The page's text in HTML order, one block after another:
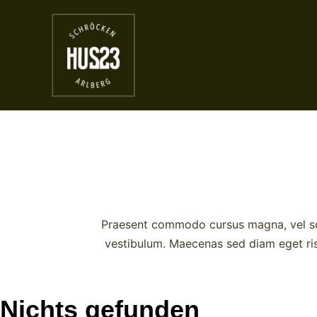
Praesent commodo cursus magna, vel
vestibulum. Maecenas sed diam eget
Nichts gefunden